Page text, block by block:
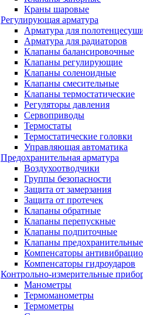
Краны шаровые
Регулирующая арматура
Арматура для
Арматура для радиаторов
Клапаны балансировочные
Клапаны регулирующие
Клапаны соленоидные
Клапаны смесительные
Клапаны термостатические
Регуляторы давления
Сервоприводы
Термостаты
Термостатические головки
Управляющая автоматика
Предохранительная арматура
Воздухоотводчики
Группы безопасности
Защита от замерзания
Защита от протечек
Клапаны обратные
Клапаны перепускные
Клапаны подпиточные
Клапаны предохранительные
Компенсаторы
Компенсаторы гидроударов
Контрольно-измерительные
Манометры
Термоманометры
Термометры